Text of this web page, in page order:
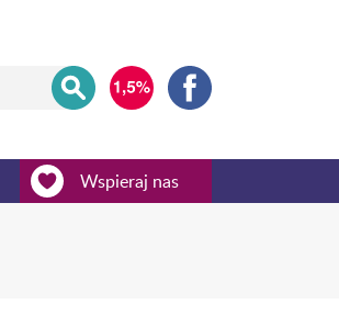
Wspieraj nas